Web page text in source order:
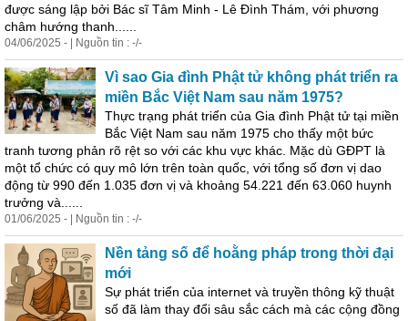
được sáng lập bởi Bác sĩ Tâm Minh - Lê Đình Thám, với phương
châm hướng thanh......
04/06/2025 - | Nguồn tin : -/-
Vì sao Gia đình Phật tử không phát triển ra
miền Bắc Việt Nam sau năm 1975?
Thực trạng phát triển của Gia đình Phật tử tại miền
Bắc Việt Nam sau năm 1975 cho thấy một bức
tranh tương phản rõ rệt so với các khu vực khác. Mặc dù GĐPT là
một tổ chức có quy mô lớn trên toàn quốc, với tổng số đơn vị dao
động từ 990 đến 1.035 đơn vị và khoảng 54.221 đến 63.060 huynh
trưởng và......
01/06/2025 - | Nguồn tin : -/-
Nền tảng số để hoằng pháp trong thời đại
mới
Sự phát triển của internet và truyền thông kỹ thuật
số đã làm thay đổi sâu sắc cách mà các cộng đồng